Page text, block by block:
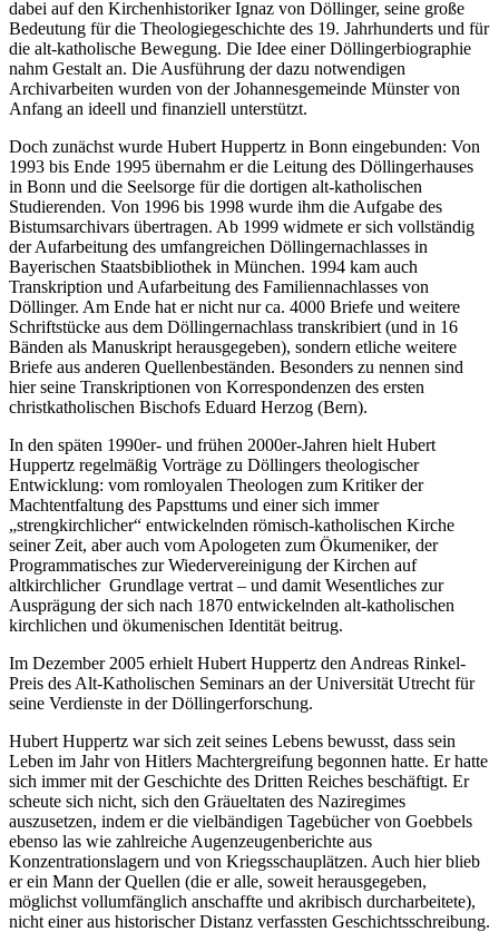
dabei auf den Kirchenhistoriker Ignaz von Döllinger, seine große
Bedeutung für die Theologiegeschichte des 19. Jahrhunderts und für
die alt-katholische Bewegung. Die Idee einer Döllingerbiographie
nahm Gestalt an. Die Ausführung der dazu notwendigen
Archivarbeiten wurden von der Johannesgemeinde Münster von
Anfang an ideell und finanziell unterstützt.
Doch zunächst wurde Hubert Huppertz in Bonn eingebunden: Von
1993 bis Ende 1995 übernahm er die Leitung des Döllingerhauses
in Bonn und die Seelsorge für die dortigen alt-katholischen
Studierenden. Von 1996 bis 1998 wurde ihm die Aufgabe des
Bistumsarchivars übertragen. Ab 1999 widmete er sich vollständig
der Aufarbeitung des umfangreichen Döllingernachlasses in
Bayerischen Staatsbibliothek in München. 1994 kam auch
Transkription und Aufarbeitung des Familiennachlasses von
Döllinger. Am Ende hat er nicht nur ca. 4000 Briefe und weitere
Schriftstücke aus dem Döllingernachlass transkribiert (und in 16
Bänden als Manuskript herausgegeben), sondern etliche weitere
Briefe aus anderen Quellenbeständen. Besonders zu nennen sind
hier seine Transkriptionen von Korrespondenzen des ersten
christkatholischen Bischofs Eduard Herzog (Bern).
In den späten 1990er- und frühen 2000er-Jahren hielt Hubert
Huppertz regelmäßig Vorträge zu Döllingers theologischer
Entwicklung: vom romloyalen Theologen zum Kritiker der
Machtentfaltung des Papsttums und einer sich immer
„strengkirchlicher“ entwickelnden römisch-katholischen Kirche
seiner Zeit, aber auch vom Apologeten zum Ökumeniker, der
Programmatisches zur Wiedervereinigung der Kirchen auf
altkirchlicher Grundlage vertrat – und damit Wesentliches zur
Ausprägung der sich nach 1870 entwickelnden alt-katholischen
kirchlichen und ökumenischen Identität beitrug.
Im Dezember 2005 erhielt Hubert Huppertz den Andreas Rinkel-
Preis des Alt-Katholischen Seminars an der Universität Utrecht für
seine Verdienste in der Döllingerforschung.
Hubert Huppertz war sich zeit seines Lebens bewusst, dass sein
Leben im Jahr von Hitlers Machtergreifung begonnen hatte. Er hatte
sich immer mit der Geschichte des Dritten Reiches beschäftigt. Er
scheute sich nicht, sich den Gräueltaten des Naziregimes
auszusetzen, indem er die vielbändigen Tagebücher von Goebbels
ebenso las wie zahlreiche Augenzeugenberichte aus
Konzentrationslagern und von Kriegsschauplätzen. Auch hier blieb
er ein Mann der Quellen (die er alle, soweit herausgegeben,
möglichst vollumfänglich anschaffte und akribisch durcharbeitete),
nicht einer aus historischer Distanz verfassten Geschichtsschreibung.